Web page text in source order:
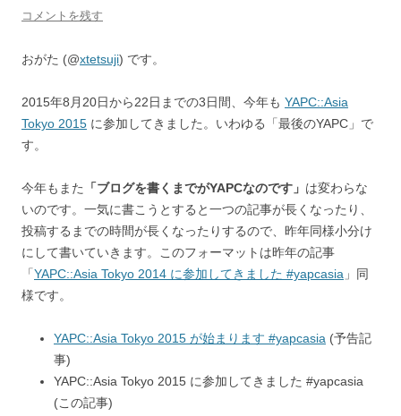
コメントを残す
おがた (@xtetsuji) です。
2015年8月20日から22日までの3日間、今年も YAPC::Asia
Tokyo 2015 に参加してきました。いわゆる「最後のYAPC」で
す。
今年もまた 「ブログを書くまでがYAPCなのです」 は変わらな
いのです。一気に書こうとすると一つの記事が長くなったり、
投稿するまでの時間が長くなったりするので、昨年同様小分け
にして書いていきます。このフォーマットは昨年の記事
「YAPC::Asia Tokyo 2014 に参加してきました #yapcasia 」同
様です。
YAPC::Asia Tokyo 2015 が始まります #yapcasia (予告記
事)
YAPC::Asia Tokyo 2015 に参加してきました #yapcasia
(この記事)